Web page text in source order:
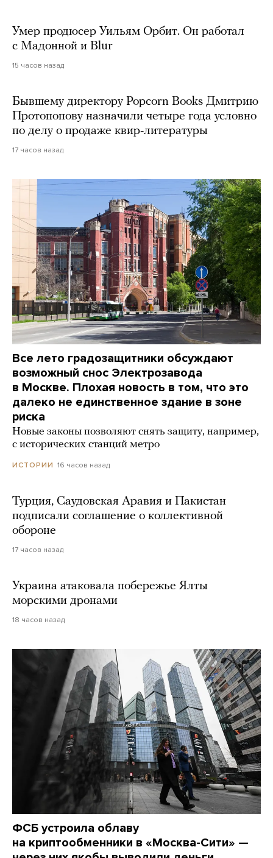
Умер продюсер Уильям Орбит. Он работал
с Мадонной и Blur
15 часов назад
Бывшему директору Popcorn Books Дмитрию
Протопопову назначили четыре года условно
по делу о продаже квир-литературы
17 часов назад
Все лето градозащитники обсуждают
возможный снос Электрозавода
в Москве. Плохая новость в том, что это
далеко не единственное здание в зоне
риска
Новые законы позволяют снять защиту, например,
с исторических станций метро
ИСТОРИИ 16 часов назад
Турция, Саудовская Аравия и Пакистан
подписали соглашение о коллективной
обороне
17 часов назад
Украина атаковала побережье Ялты
морскими дронами
18 часов назад
ФСБ устроила облаву
на криптообменники в «Москва-Сити» —